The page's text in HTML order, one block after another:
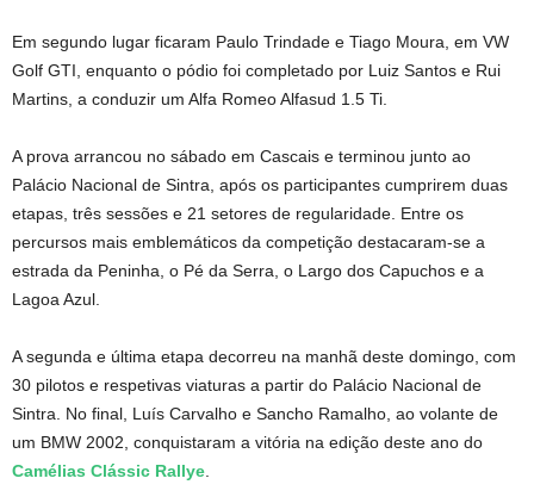
Em segundo lugar ficaram Paulo Trindade e Tiago Moura, em VW
Golf GTI, enquanto o pódio foi completado por Luiz Santos e Rui
Martins, a conduzir um Alfa Romeo Alfasud 1.5 Ti.
A prova arrancou no sábado em Cascais e terminou junto ao
Palácio Nacional de Sintra, após os participantes cumprirem duas
etapas, três sessões e 21 setores de regularidade. Entre os
percursos mais emblemáticos da competição destacaram-se a
estrada da Peninha, o Pé da Serra, o Largo dos Capuchos e a
Lagoa Azul.
A segunda e última etapa decorreu na manhã deste domingo, com
30 pilotos e respetivas viaturas a partir do Palácio Nacional de
Sintra. No final, Luís Carvalho e Sancho Ramalho, ao volante de
um BMW 2002, conquistaram a vitória na edição deste ano do
Camélias Clássic Rallye.